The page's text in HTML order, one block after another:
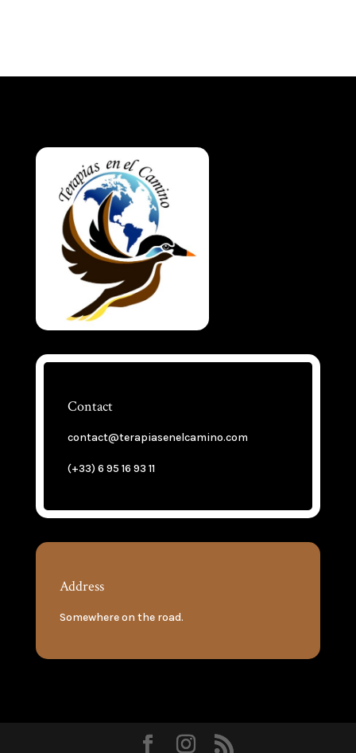
Contact
contact@terapiasenelcamino.com
(+33) 6 95 16 93 11
Address
Somewhere on the road.